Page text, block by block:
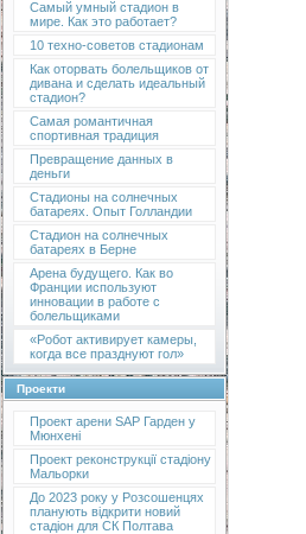
Самый умный стадион в
мире. Как это работает?
10 техно-советов стадионам
Как оторвать болельщиков от
дивана и сделать идеальный
стадион?
Самая романтичная
спортивная традиция
Превращение данных в
деньги
Стадионы на солнечных
батареях. Опыт Голландии
Стадион на солнечных
батареях в Берне
Арена будущего. Как во
Франции используют
инновации в работе с
болельщиками
«Робот активирует камеры,
когда все празднуют гол»
Проекти
Проект арени SAP Гарден у
Мюнхені
Проект реконструкції стадіону
Мальорки
До 2023 року у Розсошенцях
планують відкрити новий
стадіон для СК Полтава